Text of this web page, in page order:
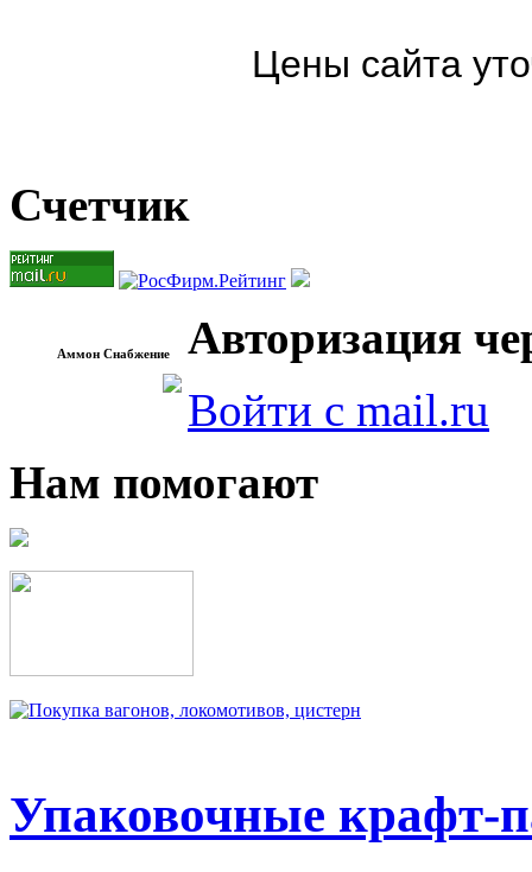
Цены сайта
Счетчик
Аммон Снабжение
Авторизация
Войти с mail.ru
Нам помогают
Упаковочные крафт-